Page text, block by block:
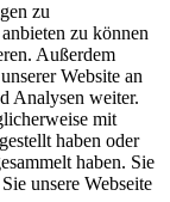
zu
zu können
Außerdem
Website an
Analysen weiter.
mit
haben oder
haben. Sie
unsere Webseite